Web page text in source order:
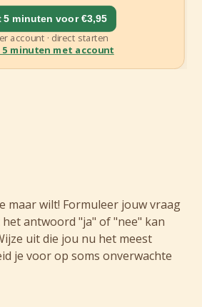
maar wilt! Formuleer jouw vraag
antwoord "ja" of "nee" kan
uit die jou nu het meest
je voor op soms onverwachte